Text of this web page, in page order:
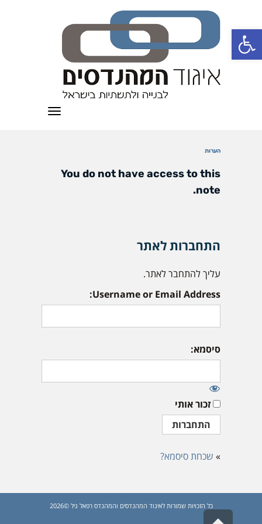
פתח סרגל נגישות
תפריט
הערות
You do not have access to this
note.
התחברות לאתר
עליך להתחבר לאתר.
Username or Email Address:
סיסמא:
זכור אותי
» שכחת סיסמא?
כל הזכויות שמורות לאיגוד המהנדסים והמהנדס רפאל גיל ©2026